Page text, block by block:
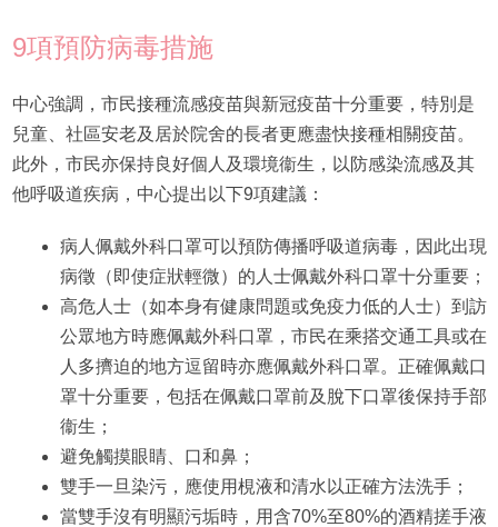
9項預防病毒措施
中心強調，市民接種流感疫苗與新冠疫苗十分重要，特別是
兒童、社區安老及居於院舍的長者更應盡快接種相關疫苗。
此外，市民亦保持良好個人及環境衞生，以防感染流感及其
他呼吸道疾病，中心提出以下9項建議：
病人佩戴外科口罩可以預防傳播呼吸道病毒，因此出現
病徵（即使症狀輕微）的人士佩戴外科口罩十分重要；
高危人士（如本身有健康問題或免疫力低的人士）到訪
公眾地方時應佩戴外科口罩，市民在乘搭交通工具或在
人多擠迫的地方逗留時亦應佩戴外科口罩。正確佩戴口
罩十分重要，包括在佩戴口罩前及脫下口罩後保持手部
衞生；
避免觸摸眼睛、口和鼻；
雙手一旦染污，應使用梘液和清水以正確方法洗手；
當雙手沒有明顯污垢時，用含70%至80%的酒精搓手液